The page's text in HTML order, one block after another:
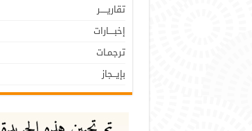
تقاريـــــر
إخبــــارات
ترجمـات
بإيـــجاز